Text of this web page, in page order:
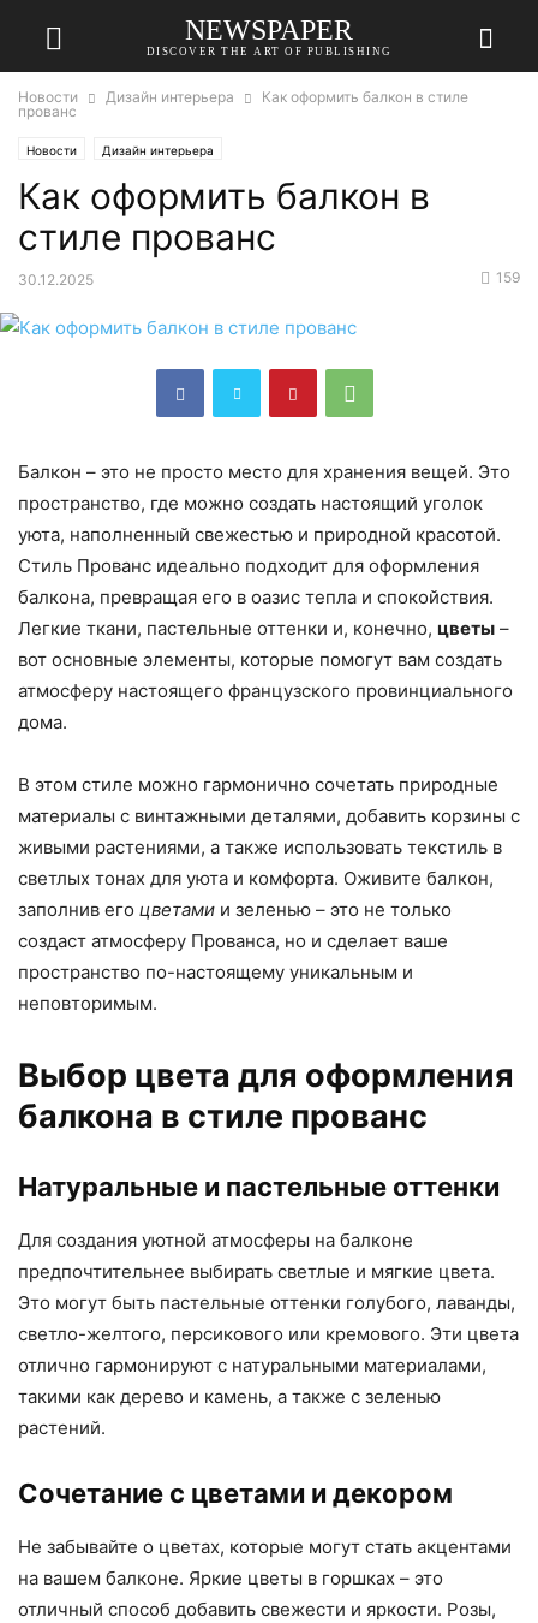
NEWSPAPER
DISCOVER THE ART OF PUBLISHING
Новости Дизайн интерьера
Как оформить балкон в стиле
прованс
Новости Дизайн интерьера
Как оформить балкон в
стиле прованс
30.12.2025 159
Балкон – это не просто место для хранения вещей. Это
пространство, где можно создать настоящий уголок
уюта, наполненный свежестью и природной красотой.
Стиль Прованс идеально подходит для оформления
балкона, превращая его в оазис тепла и спокойствия.
Легкие ткани, пастельные оттенки и, конечно, цветы –
вот основные элементы, которые помогут вам создать
атмосферу настоящего французского провинциального
дома.
В этом стиле можно гармонично сочетать природные
материалы с винтажными деталями, добавить корзины с
живыми растениями, а также использовать текстиль в
светлых тонах для уюта и комфорта. Оживите балкон,
заполнив его цветами и зеленью – это не только
создаст атмосферу Прованса, но и сделает ваше
пространство по-настоящему уникальным и
неповторимым.
Выбор цвета для оформления
балкона в стиле прованс
Натуральные и пастельные оттенки
Для создания уютной атмосферы на балконе
предпочтительнее выбирать светлые и мягкие цвета.
Это могут быть пастельные оттенки голубого, лаванды,
светло-желтого, персикового или кремового. Эти цвета
отлично гармонируют с натуральными материалами,
такими как дерево и камень, а также с зеленью
растений.
Сочетание с цветами и декором
Не забывайте о цветах, которые могут стать акцентами
на вашем балконе. Яркие цветы в горшках – это
отличный способ добавить свежести и яркости. Розы,